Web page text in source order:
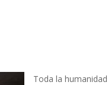
Toda la